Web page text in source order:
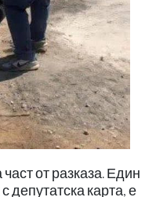
от разказа. Един
депутатска карта, е